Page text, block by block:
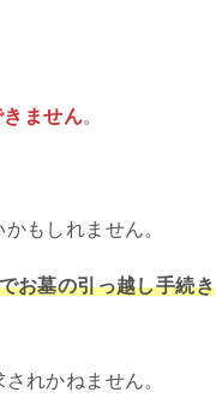
ません。
もしれません。
お墓の引っ越し手続き
れかねません。